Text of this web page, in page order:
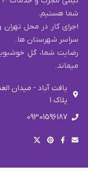
شما هستیم.
اجرای کار در محل
سراسر شهرستان ها.
رضایت شما، گلِ
میماند.
یافت آباد - میدان
پلاک ۱
09301596187